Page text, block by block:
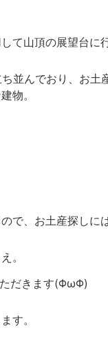
山頂の展望台に
並んでおり、お
物。
で、お土産探しに
。
だきます(ΦωΦ)
す。